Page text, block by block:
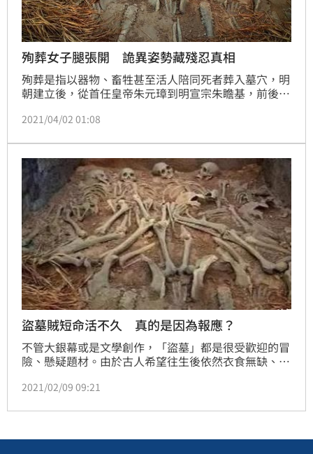
殉葬女子腿張開 詭異姿勢藏殘忍真相
殉葬是指以器物、畜牲甚至活人陪同死者葬入墓穴，明
朝建立後，從首任皇帝朱元璋到明宣宗朱瞻基，前後60
有錢人死後也會用活人陪葬。不過考古學家卻發現，很
然有個超不人道的作法。
2021/04/02 01:08
盜墓賊短命活不久 真的是因為報應？
不管大銀幕或是文學創作，「盜墓」都是很受歡迎的冒
險、懸疑題材。由於古人希望往生後依然衣食無缺、生
貪圖寶物的盜墓賊覬覦，傳說這些人到了中老年，就會
過，有科學研究指出，背後原因其實很科學，打破迷
2021/02/09 09:21